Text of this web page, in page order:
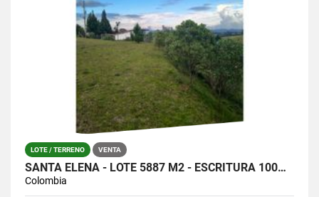
LOTE / TERRENO VENTA
SANTA ELENA - LOTE 5887 M2 - ESCRITURA 100% / HERMOSA TOPOGRAFÍA
Colombia